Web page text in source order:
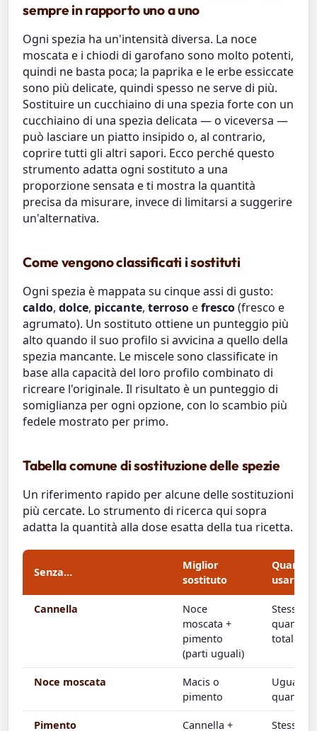
sempre in rapporto uno a uno
Ogni spezia ha un'intensità diversa. La noce
moscata e i chiodi di garofano sono molto potenti,
quindi ne basta poca; la paprika e le erbe essiccate
sono più delicate, quindi spesso ne serve di più.
Sostituire un cucchiaino di una spezia forte con un
cucchiaino di una spezia delicata — o viceversa —
può lasciare un piatto insipido o, al contrario,
coprire tutti gli altri sapori. Ecco perché questo
strumento adatta ogni sostituto a una
proporzione sensata e ti mostra la quantità
precisa da misurare, invece di limitarsi a suggerire
un'alternativa.
Come vengono classificati i sostituti
Ogni spezia è mappata su cinque assi di gusto:
caldo,dolce, piccante,terrosoefresco(fresco e
agrumato). Un sostituto ottiene un punteggio più
alto quando il suo profilo si avvicina a quello della
spezia mancante. Le miscele sono classificate in
base alla capacità del loro profilo combinato di
ricreare l'originale. Il risultato è un punteggio di
somiglianza per ogni opzione, con lo scambio più
fedele mostrato per primo.
Tabella comune di sostituzione delle spezie
Un riferimento rapido per alcune delle sostituzioni
più cercate. Lo strumento di ricerca qui sopra
adatta la quantità alla dose esatta della tua ricetta.
Senza…
Miglior
sostituto
Quanto
usarne
Cannella
Noce
moscata +
pimento
(parti uguali)
Stessa
quantità
totale
Noce moscata
Macis o
pimento
Uguale
quantità
Pimento Cannella + Stessa